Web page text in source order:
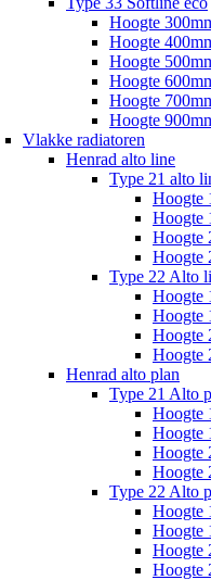
Hoogte
Hoogte
Hoogte
Hoogte
Hoogte
Hoogte
Vlakke radiatoren
Henrad alto line
Type 21 alto
Hoogte
Hoogte
Hoogte
Hoogte
Type 22 Alto
Hoogte
Hoogte
Hoogte
Hoogte
Henrad alto plan
Type 21 Alto
Hoogte
Hoogte
Hoogte
Hoogte
Type 22 Alto
Hoogte
Hoogte
Hoogte
Hoogte